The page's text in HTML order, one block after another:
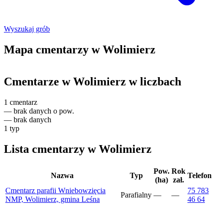
Wyszukaj grób
Mapa cmentarzy w Wolimierz
+
Cmentarze w Wolimierz w liczbach
1 cmentarz
— brak danych o pow.
— brak danych
1 typ
Lista cmentarzy w Wolimierz
Nazwa Typ
Pow.
(ha)
Rok
zał.
Telefon
Cmentarz parafii Wniebowzięcia
NMP, Wolimierz, gmina Leśna
Parafialny — —
75 783
46 64